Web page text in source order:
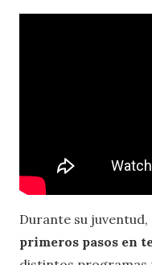
Durante su juventud,
primeros pasos en